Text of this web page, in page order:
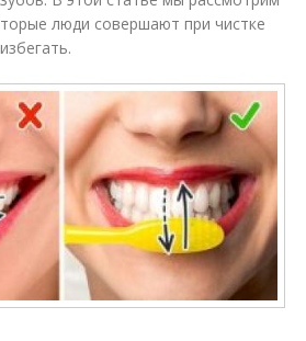
люди совершают при чистке